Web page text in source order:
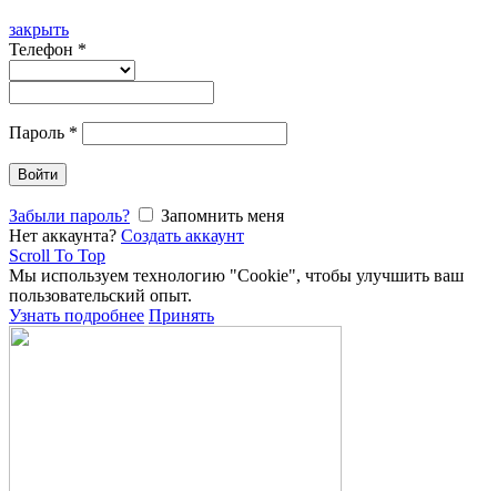
закрыть
Телефон *
Пароль *
Войти
Забыли пароль?
Запомнить меня
Нет аккаунта? Создать аккаунт
Scroll To Top
Мы используем технологию "Cookie", чтобы улучшить ваш
пользовательский опыт.
Узнать подробнее Принять